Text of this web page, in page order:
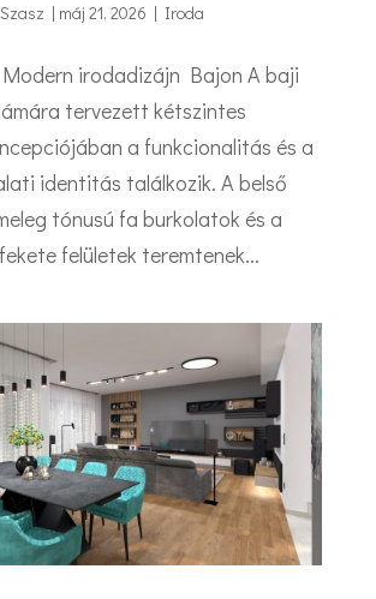
| máj 21, 2026 | Iroda
irodadizájn Bajon A baji
tervezett kétszintes
a funkcionalitás és a
identitás találkozik. A belső
tónusú fa burkolatok és a
felületek teremtenek...